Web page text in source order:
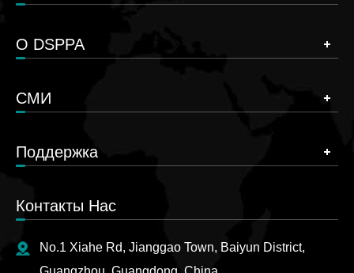
О DSPPA
СМИ
Поддержка
Контакты Нас
No.1 Xiahe Rd, Jianggao Town, Baiyun District,